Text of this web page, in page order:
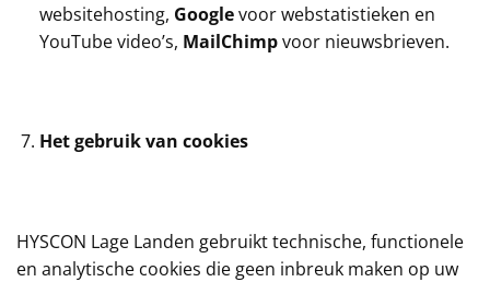
websitehosting, Googlevoor webstatistieken en
YouTube video’s, MailChimpvoor nieuwsbrieven.
Het gebruik van cookies
HYSCON Lage Landen gebruikt technische, functionele
en analytische cookies die geen inbreuk maken op uw